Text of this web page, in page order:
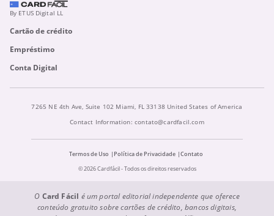
By ETUS Digital LL
Cartão de crédito
Empréstimo
Conta Digital
7265 NE 4th Ave, Suite 102 Miami, FL 33138 United States of America
Contact Information: contato@cardfacil.com
Termos de Uso Política de Privacidade
Contato
© 2026 Cardfácil - Todos os direitos reservados
O Card Fácil é um portal editorial independente que oferece
conteúdo gratuito sobre cartões de crédito, bancos digitais,